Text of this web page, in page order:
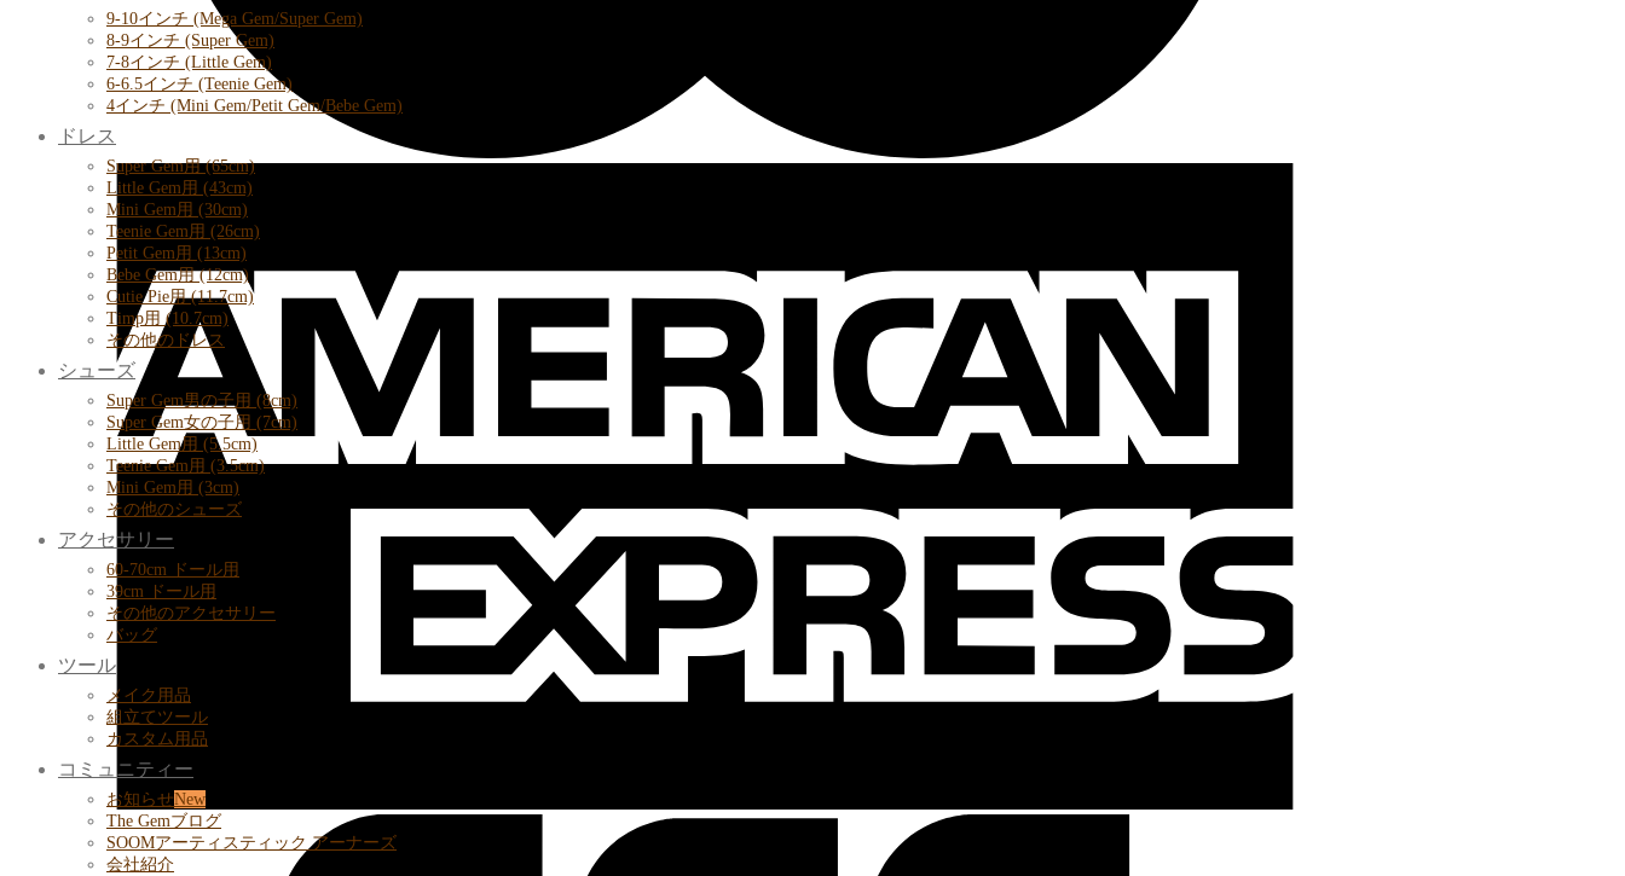
9-10インチ (Mega Gem/Super Gem)
8-9インチ (Super Gem)
7-8インチ (Little Gem)
6-6.5インチ (Teenie Gem)
4インチ (Mini Gem/Petit Gem/Bebe Gem)
ドレス
Super Gem用 (65cm)
Little Gem用 (43cm)
Mini Gem用 (30cm)
Teenie Gem用 (26cm)
Petit Gem用 (13cm)
Bebe Gem用 (12cm)
Cutie Pie用 (11.7cm)
Timp用 (10.7cm)
その他のドレス
シューズ
Super Gem男の子用 (8cm)
Super Gem女の子用 (7cm)
Little Gem用 (5.5cm)
Teenie Gem用 (3.5cm)
Mini Gem用 (3cm)
その他のシューズ
アクセサリー
60-70cm ドール用
39cm ドール用
その他のアクセサリー
バッグ
ツール
メイク用品
組立てツール
カスタム用品
コミュニティー
お知らせ
The Gemブログ
SOOMアーティスティック アーナーズ
会社紹介